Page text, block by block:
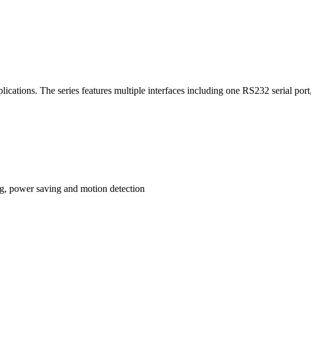
The series features multiple interfaces including one RS232 serial
power saving and motion detection